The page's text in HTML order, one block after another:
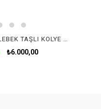
14 AYAR ALTIN KELEBEK TAŞLI KOLYE UCU
₺6.000,00